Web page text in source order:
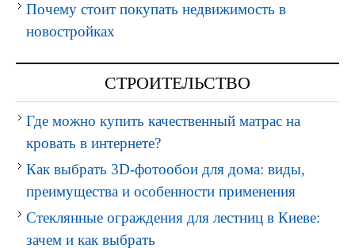
Почему стоит покупать недвижимость в
новостройках
СТРОИТЕЛЬСТВО
Где можно купить качественный матрас на
кровать в интернете?
Как выбрать 3D-фотообои для дома: виды,
преимущества и особенности применения
Стеклянные ограждения для лестниц в Киеве:
зачем и как выбрать